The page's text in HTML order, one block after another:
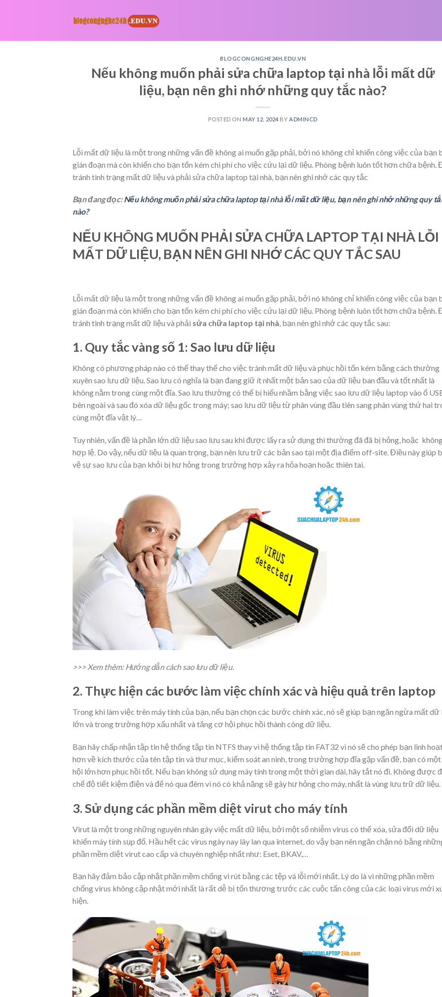
BLOGCONGNGHE24H.EDU.VN
Nếu không muốn phải sửa chữa laptop tại nhà lỗi mất dữ
liệu, bạn nên ghi nhớ những quy tắc nào?
POSTED ON MAY 12, 2024 BY ADMINCD
Lỗi mất dữ liệu là một trong những vấn đề không ai muốn gặp phải, bởi nó không chỉ khiến công việc của bạn
gián đoạn mà còn khiến cho bạn tốn kém chi phí cho việc cứu lại dữ liệu. Phòng bệnh luôn tốt hơn chữa bệnh.
tránh tình trạng mất dữ liệu và phải sửa chữa laptop tại nhà, bạn nên ghi nhớ các quy tắc
Bạn đang đọc:Nếu không muốn phải sửa chữa laptop tại nhà lỗi mất dữ liệu, bạn nên ghi nhớ những quy
nào?
NẾU KHÔNG MUỐN PHẢI SỬA CHỮA LAPTOP TẠI NHÀ LỖI
MẤT DỮ LIỆU, BẠN NÊN GHI NHỚ CÁC QUY TẮC SAU
Lỗi mất dữ liệu là một trong những vấn đề không ai muốn gặp phải, bởi nó không chỉ khiến công việc của bạn
gián đoạn mà còn khiến cho bạn tốn kém chi phí cho việc cứu lại dữ liệu. Phòng bệnh luôn tốt hơn chữa bệnh.
tránh tình trạng mất dữ liệu và phải sửa chữa laptop tại nhà , bạn nên ghi nhớ các quy tắc sau:
1. Quy tắc vàng số 1: Sao lưu dữ liệu
Không có phương pháp nào có thể thay thế cho việc tránh mất dữ liệu và phục hồi tốn kém bằng cách thường
xuyên sao lưu dữ liệu. Sao lưu có nghĩa là bạn đang giữ ít nhất một bản sao của dữ liệu ban đầu và tốt nhất là
không nằm trong cùng một đĩa. Sao lưu thường có thể bị hiểu nhầm bằng việc sao lưu dữ liệu laptop vào ổ
bên ngoài và sau đó xóa dữ liệu gốc trong máy; sao lưu dữ liệu từ phân vùng đầu tiên sang phân vùng thứ hai
cùng một đĩa vật lý…
Tuy nhiên, vấn đề là phần lớn dữ liệu sao lưu sau khi được lấy ra sử dụng thì thường đã đã bị hỏng, hoặc
hợp lệ. Do vậy, nếu dữ liệu là quan trọng, bạn nên lưu trữ các bản sao tại một địa điểm off-site. Điều này giúp
vệ sự sao lưu của bạn khỏi bị hư hỏng trong trường hợp xảy ra hỏa hoạn hoặc thiên tai.
>>> Xem thêm: Hướng dẫn cách sao lưu dữ liệu.
2. Thực hiện các bước làm việc chính xác và hiệu quả trên laptop
Trong khi làm việc trên máy tính của bạn, nếu bạn chọn các bước chính xác, nó sẽ giúp bạn ngăn ngừa mất dữ
lớn và trong trường hợp xấu nhất và tăng cơ hội phục hồi thành công dữ liệu.
Bạn hãy chấp nhận tập tin hệ thống tập tin NTFS thay vì hệ thống tập tin FAT32 vì nó sẽ cho phép bạn linh
hơn về kích thước của tên tập tin và thư mục, kiểm soát an ninh, trong trường hợp đĩa gặp vấn đề, bạn có
hội lớn hơn phục hồi tốt. Nếu bạn không sử dụng máy tính trong một thời gian dài, hãy tắt nó đi. Không được
chế độ tiết kiệm điện và để nó qua đêm vì nó có khả năng sẽ gây hư hỏng cho máy, nhất là vùng lưu trữ dữ liệu.
3. Sử dụng các phần mềm diệt virut cho máy tính
Virut là một trong những nguyên nhân gây việc mất dữ liệu, bởi một số nhiễm virus có thể xóa, sửa đổi dữ liệu
khiến máy tính sụp đổ. Hầu hết các virus ngày nay lây lan qua internet, do vậy bạn nên ngăn chặn nó bằng
phần mềm diệt virut cao cấp và chuyên nghiệp nhất như: Eset, BKAV,…
Bạn hãy đảm bảo cập nhật phần mềm chống vi rút bằng các tệp vá lỗi mới nhất. Lý do là vì những phần mềm
chống virus không cập nhật mới nhất là rất dễ bị tổn thương trước các cuộc tấn công của các loại virus mới
hiện.